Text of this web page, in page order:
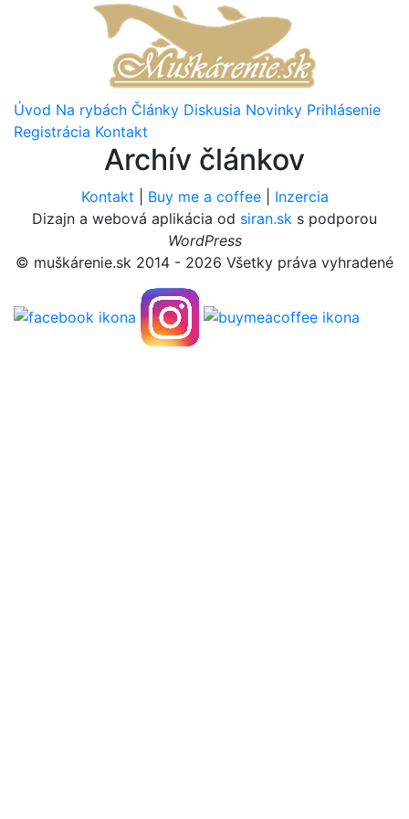
Úvod Na rybách Články Diskusia Novinky Prihlásenie
Registrácia Kontakt
Archív článkov
Kontakt Buy me a coffee| Inzercia
Dizajn a webová aplikácia od siran.sk s podporou
WordPress
© muškárenie.sk 2014 - 2026 Všetky práva vyhradené